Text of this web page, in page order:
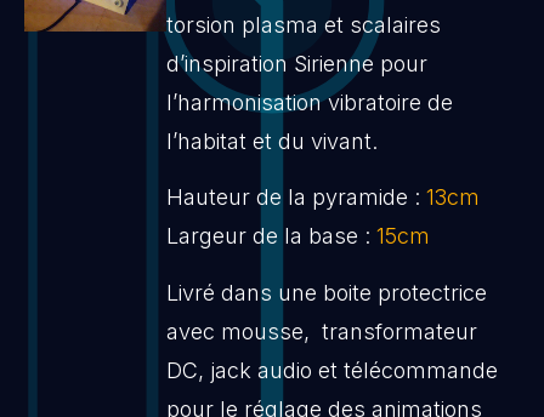
torsion plasma et scalaires
d’inspiration Sirienne pour
l’harmonisation vibratoire de
l’habitat et du vivant.
Hauteur de la pyramide : 13cm
Largeur de la base : 15cm
Livré dans une boite protectrice
avec mousse, transformateur
DC, jack audio et télécommande
pour le réglage des animations